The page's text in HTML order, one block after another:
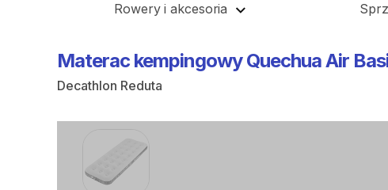
Rowery i akcesoria
Materac kempingowy QuechuaAir
Decathlon Reduta